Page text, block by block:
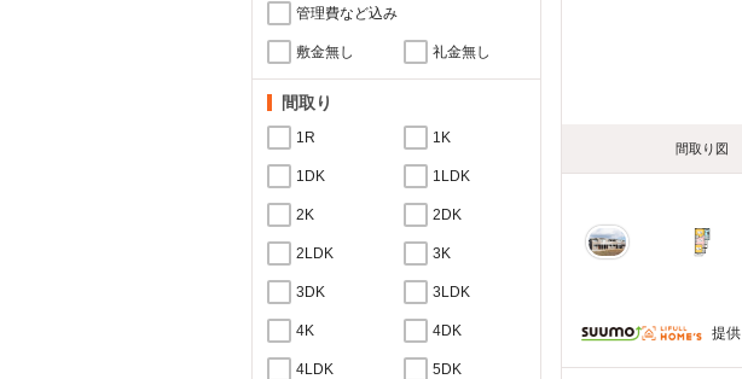
管理費など込み
敷金無し 礼金無し
間取り
1R 1K
1DK 1LDK
2K 2DK
2LDK 3K
3DK 3LDK
4K 4DK
4LDK 5DK
間取り図
提供